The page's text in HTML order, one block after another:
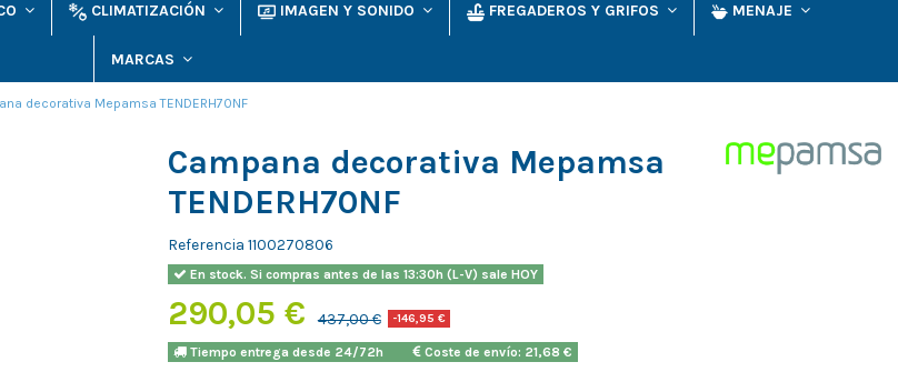
CLIMATIZACIÓN IMAGEN Y SONIDO FREGADEROS Y GRIFOS MENAJE
MARCAS
decorativa Mepamsa TENDERH70NF
Campana decorativa Mepamsa
TENDERH70NF
Referencia 1100270806
En stock. Si compras antes de las 13:30h (L-V) sale HOY
290,05 € 437,00 € -146,95 €
Tiempo entrega desde 24/72h Coste de envío: 21,68 €